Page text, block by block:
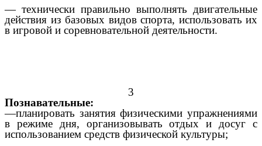
— технически правильно выполнять двигательные
действия из базовых видов спорта, использовать их
в игровой и соревновательной деятельности.
3
Познавательные:
—планировать занятия физическими упражнениями
в режиме дня, организовывать отдых и досуг с
использованием средств физической культуры;